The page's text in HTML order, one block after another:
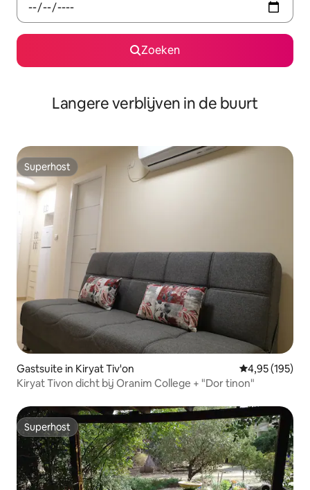
Zoeken
Langere verblijven in de buurt
Superhost
Superhost
Gastsuite in Kiryat Tiv'on Gemiddelde
4,95 (195)
Kiryat Tivon dicht bij Oranim College + "Dor tinon"
Superhost
Superhost